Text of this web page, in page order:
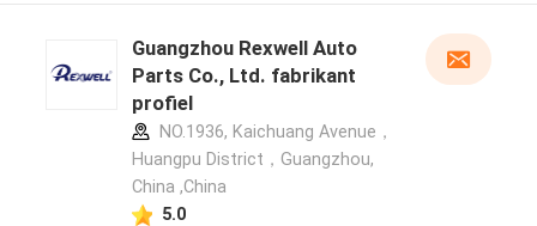
Guangzhou Rexwell Auto
Parts Co., Ltd. fabrikant
profiel
NO.1936, Kaichuang Avenue，
Huangpu District，Guangzhou,
China ,China
5.0